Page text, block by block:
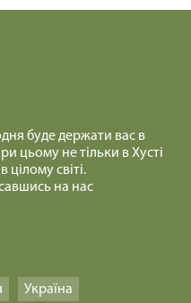
все, що я маю.
буде держати вас в
цьому не тільки в Хусті
цілому світі.
на нас
Україна